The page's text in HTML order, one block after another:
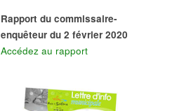
Rapport du commissaire-
enquêteur du 2 février 2020
Accédez au rapport